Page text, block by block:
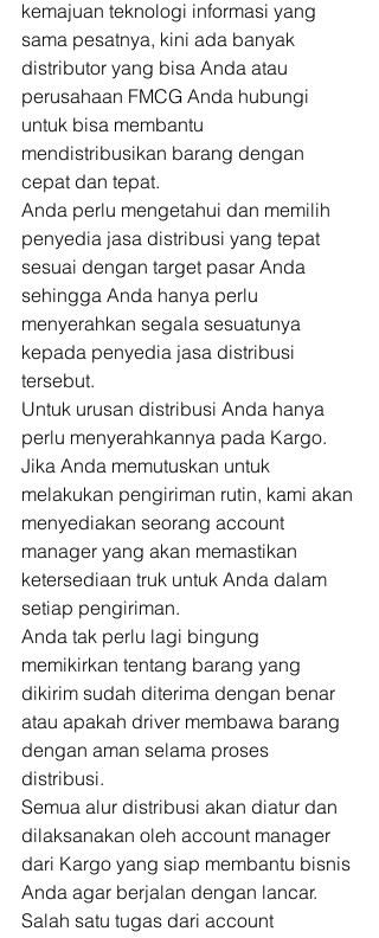
kemajuan teknologi informasi yang
sama pesatnya, kini ada banyak
distributor yang bisa Anda atau
perusahaan FMCG Anda hubungi
untuk bisa membantu
mendistribusikan barang dengan
cepat dan tepat.
Anda perlu mengetahui dan memilih
penyedia jasa distribusi yang tepat
sesuai dengan target pasar Anda
sehingga Anda hanya perlu
menyerahkan segala sesuatunya
kepada penyedia jasa distribusi
tersebut.
Untuk urusan distribusi Anda hanya
perlu menyerahkannya pada Kargo.
Jika Anda memutuskan untuk
melakukan pengiriman rutin, kami akan
menyediakan seorang account
manager yang akan memastikan
ketersediaan truk untuk Anda dalam
setiap pengiriman.
Anda tak perlu lagi bingung
memikirkan tentang barang yang
dikirim sudah diterima dengan benar
atau apakah driver membawa barang
dengan aman selama proses
distribusi.
Semua alur distribusi akan diatur dan
dilaksanakan oleh account manager
dari Kargo yang siap membantu bisnis
Anda agar berjalan dengan lancar.
Salah satu tugas dari account